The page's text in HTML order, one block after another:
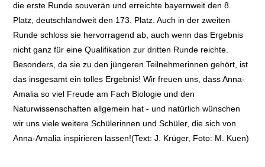
die erste Runde souverän und erreichte bayernweit den 8.
Platz, deutschlandweit den 173. Platz. Auch in der zweiten
Runde schloss sie hervorragend ab, auch wenn das Ergebnis
nicht ganz für eine Qualifikation zur dritten Runde reichte.
Besonders, da sie zu den jüngeren Teilnehmerinnen gehört, ist
das insgesamt ein tolles Ergebnis! Wir freuen uns, dass Anna-
Amalia so viel Freude am Fach Biologie und den
Naturwissenschaften allgemein hat - und natürlich wünschen
wir uns viele weitere Schülerinnen und Schüler, die sich von
Anna-Amalia inspirieren lassen!(Text: J. Krüger, Foto: M. Kuen)